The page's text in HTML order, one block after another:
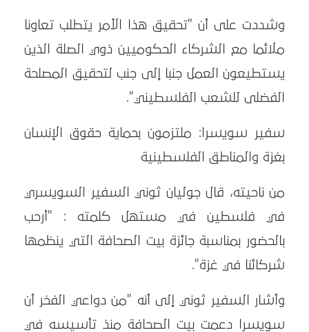
وشددت على أن "تحقيق هذا الأمر يتطلب تعاونا
ملائما مع الشركاء الحكوميين ذوي الصلة الذين
يستطيعون العمل جنبا إلى جنب لتحقيق المصلحة
الفضلى للشعب الفلسطيني".
سفير سويسرا: ملتزمون بحماية حقوق الإنسان
بغزة والمناطق الفلسطينية
من ناحيته، قال جوليان ثوني السفير السويسري
في فلسطين في مستهل كلمته : "أرحب
بالحضور بمناسبة جائزة بيت الصحافة التي ينظمها
شركائنا في غزة".
وأشار السفير ثوني إلى أنه "من دواعي الفخر أن
سويسرا دعمت بيت الصحافة منذ تأسيسه في